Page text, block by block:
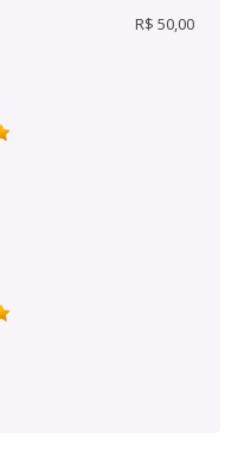
R$ 50,00